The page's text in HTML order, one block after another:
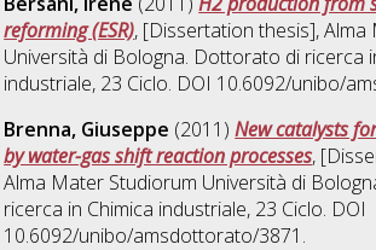
reforming (ESR), [Dissertation thesis],
Università di Bologna. Dottorato di ricerca
industriale, 23 Ciclo. DOI 10.6092/unibo/
Brenna, Giuseppe (2011)New catalysts
by water-gas shift reaction processes,
Alma Mater Studiorum Università di
ricerca in Chimica industriale, 23 Ciclo. DOI
10.6092/unibo/amsdottorato/3871.